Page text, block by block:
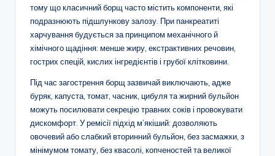
тому що класичний борщ часто містить компоненти, які
подразнюють підшлункову залозу. При панкреатиті
харчування будується за принципом механічного й
хімічного щадіння: менше жиру, екстрактивних речовин,
гострих спецій, кислих інгредієнтів і грубої клітковини.
Під час загострення борщ зазвичай виключають, адже
буряк, капуста, томат, часник, цибуля та жирний бульйон
можуть посилювати секрецію травних соків і провокувати
дискомфорт. У ремісії підхід м’якіший: дозволяють
овочевий або слабкий вторинний бульйон, без засмажки, з
мінімумом томату, без квасолі, копченостей та великої